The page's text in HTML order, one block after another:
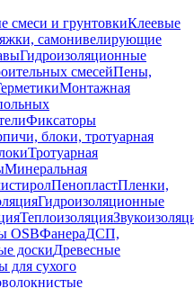
смеси и грунтовкиКлеевые
самонивелирующие
Гидроизоляционные
смесейПены,
Монтажная
Фиксаторы
блоки, тротуарная
Тротуарная
Минеральная
ПенопластПленки,
Гидроизоляционные
Теплоизоляция
OSBФанераДСП,
доскиДревесные
для сухого